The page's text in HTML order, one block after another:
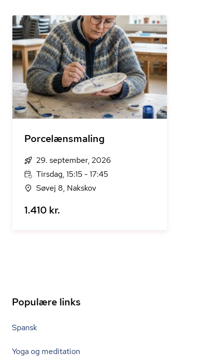
Porcelænsmaling
29. september, 2026
Tirsdag, 15:15 - 17:45
Søvej 8, Nakskov
1.410 kr.
Populære links
Spansk
Yoga og meditation